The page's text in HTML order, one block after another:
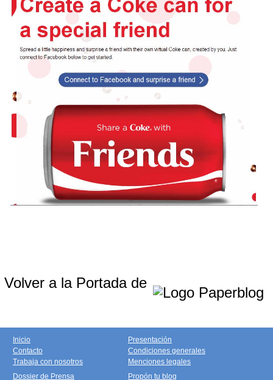
Volver a la Portada de
Inicio
Contacto
Trabaja con nosotros
Presentación
Condiciones generales
Menciones legales
Dossier de Prensa
Propón tu blog